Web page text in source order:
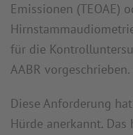
Emissionen (TEOAE)
für die
AABR vorgeschrieben.
Diese Anforderung
Hürde anerkannt.